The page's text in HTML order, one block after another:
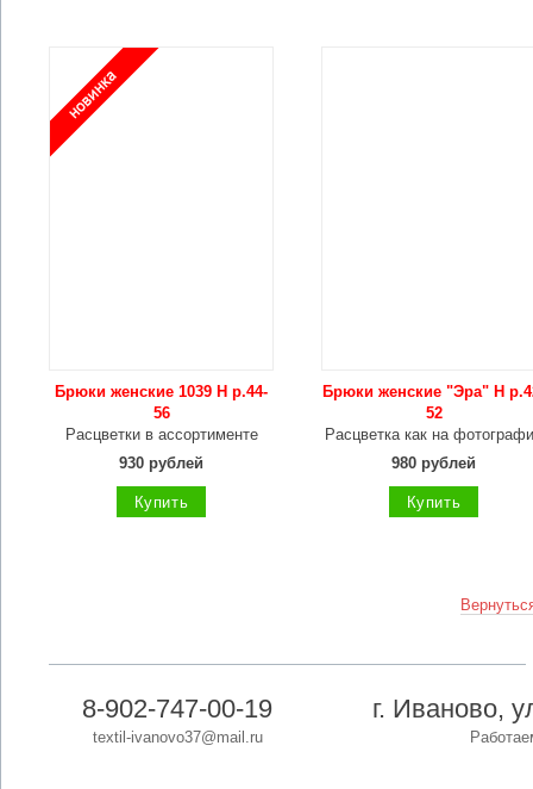
Брюки женские 1039 Н р.44-
56
Расцветки в ассортименте
930 рублей
Купить
Брюки женские "Эра" Н
52
Расцветка как на
980 рублей
Купить
8-902-747-00-19
textil-ivanovo37@mail.ru
г. Иваново,